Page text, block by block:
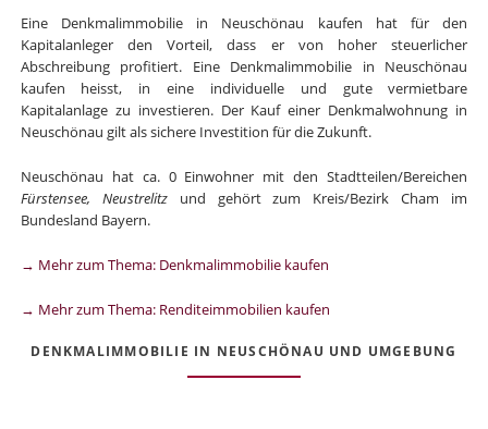
Eine Denkmalimmobilie in Neuschönau kaufen hat für den
Kapitalanleger den Vorteil, dass er von hoher steuerlicher
Abschreibung profitiert. Eine Denkmalimmobilie in Neuschönau
kaufen heisst, in eine individuelle und gute vermietbare
Kapitalanlage zu investieren. Der Kauf einer Denkmalwohnung in
Neuschönau gilt als sichere Investition für die Zukunft.
Neuschönau hat ca. 0 Einwohner mit den Stadtteilen/Bereichen
Fürstensee, Neustrelitzund gehört zum Kreis/Bezirk Cham im
Bundesland Bayern.
→ Mehr zum Thema: Denkmalimmobilie kaufen
→ Mehr zum Thema: Renditeimmobilien kaufen
DENKMALIMMOBILIE IN NEUSCHÖNAU UND UMGEBUNG